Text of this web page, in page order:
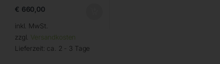
€ 660,00
inkl. MwSt.
zzgl. Versandkosten
Lieferzeit: ca. 2 - 3 Tage